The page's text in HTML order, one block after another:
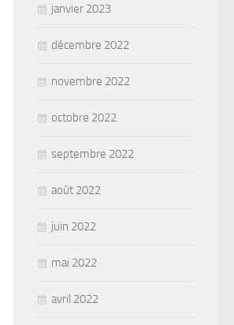
janvier 2023
décembre 2022
novembre 2022
octobre 2022
septembre 2022
août 2022
juin 2022
mai 2022
avril 2022